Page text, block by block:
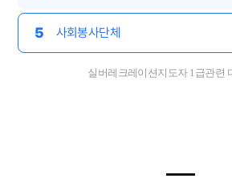
5 사회봉사단체
실버레크레이션지도자 1급관련
━